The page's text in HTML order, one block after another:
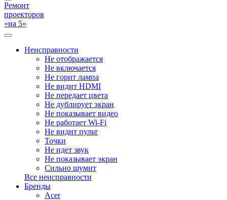
Ремонт
проекторов
«на 5»
Неисправности
Не отображается
Не включается
Не горит лампа
Не видит HDMI
Не передает цвета
Не дублирует экран
Не показывает видео
Не работает Wi-Fi
Не видит пульт
Точки
Не идет звук
Не показывает экран
Сильно шумит
Все неисправности
Бренды
Acer